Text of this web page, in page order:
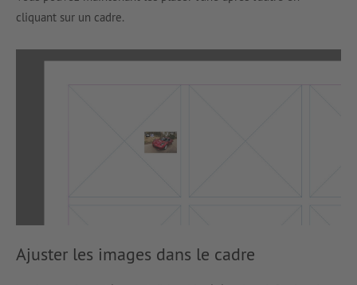
cliquant sur un cadre.
Ajuster les images dans le cadre